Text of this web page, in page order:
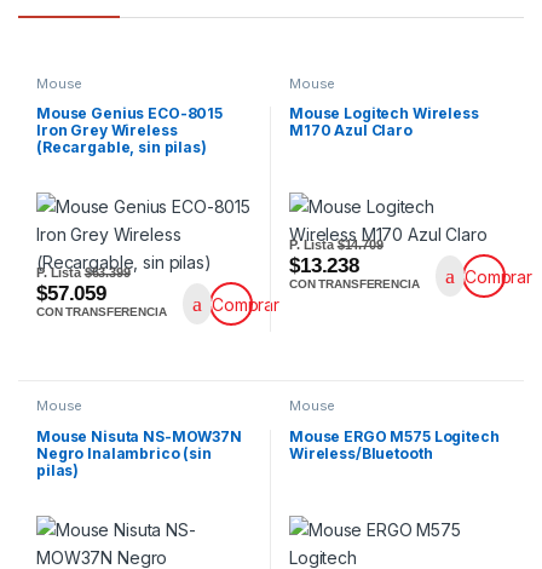
Mouse
Mouse Genius ECO-8015
Iron Grey Wireless
(Recargable, sin pilas)
P. Lista$63.399
$57.059
CON TRANSFERENCIA Comprar
Mouse
Mouse Logitech Wireless
M170 Azul Claro
P. Lista$14.709
$13.238
CON TRANSFERENCIA Comprar
Mouse
Mouse Nisuta NS-MOW37N
Negro Inalambrico (sin
pilas)
Mouse
Mouse ERGO M575 Logitech
Wireless/Bluetooth